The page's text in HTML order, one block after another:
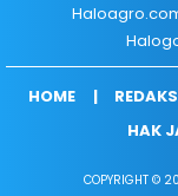
HOME
HAK
COPYRIGHT ©